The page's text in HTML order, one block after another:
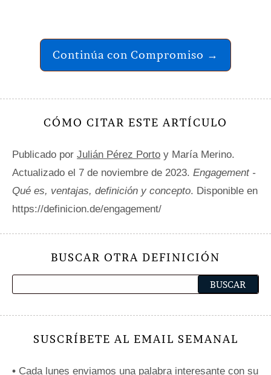
Continúa con Compromiso →
CÓMO CITAR ESTE ARTÍCULO
Publicado por Julián Pérez Porto y María Merino.
Actualizado el 7 de noviembre de 2023. Engagement -
Qué es, ventajas, definición y concepto. Disponible en
https://definicion.de/engagement/
BUSCAR OTRA DEFINICIÓN
SUSCRÍBETE AL EMAIL SEMANAL
• Cada lunes enviamos una palabra interesante con su